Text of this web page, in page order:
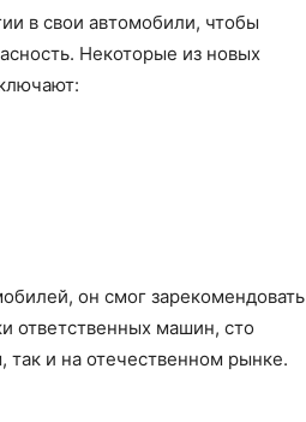
в свои автомобили, чтобы
Некоторые из новых
он смог зарекомендовать
ответственных машин, сто
так и на отечественном рынке.